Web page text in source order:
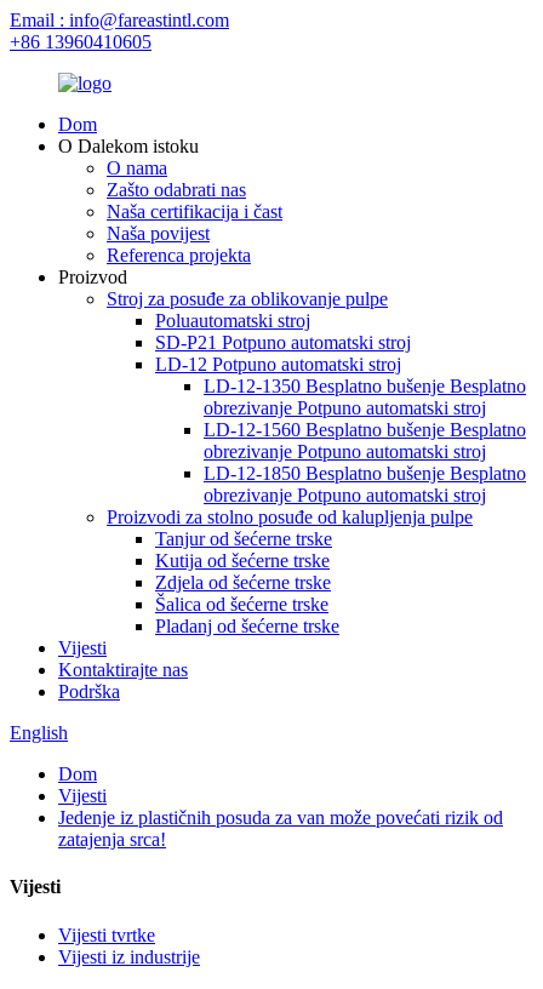
Email : info@fareastintl.com
+86 13960410605
Dom
O Dalekom istoku
O nama
Zašto odabrati nas
Naša certifikacija i čast
Naša povijest
Referenca projekta
Proizvod
Stroj za posuđe za oblikovanje pulpe
Poluautomatski stroj
SD-P21 Potpuno automatski stroj
LD-12 Potpuno automatski stroj
LD-12-1350 Besplatno bušenje Besplatno
obrezivanje Potpuno automatski stroj
LD-12-1560 Besplatno bušenje Besplatno
obrezivanje Potpuno automatski stroj
LD-12-1850 Besplatno bušenje Besplatno
obrezivanje Potpuno automatski stroj
Proizvodi za stolno posuđe od kalupljenja pulpe
Tanjur od šećerne trske
Kutija od šećerne trske
Zdjela od šećerne trske
Šalica od šećerne trske
Pladanj od šećerne trske
Vijesti
Kontaktirajte nas
Podrška
English
Dom
Vijesti
Jedenje iz plastičnih posuda za van može povećati rizik od
zatajenja srca!
Vijesti
Vijesti tvrtke
Vijesti iz industrije